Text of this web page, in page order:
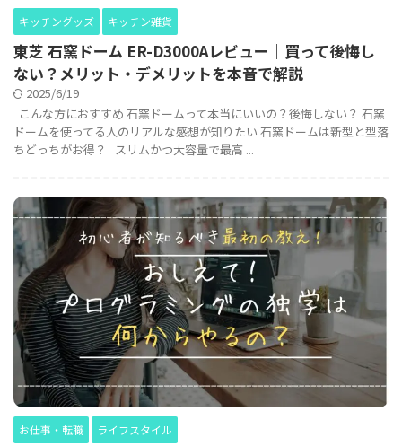
キッチングッズ キッチン雑貨
東芝 石窯ドーム ER-D3000Aレビュー｜買って後悔し
ない？メリット・デメリットを本音で解説
2025/6/19
こんな方におすすめ 石窯ドームって本当にいいの？後悔しない？ 石窯
ドームを使ってる人のリアルな感想が知りたい 石窯ドームは新型と型落
ちどっちがお得？ スリムかつ大容量で最高 ...
お仕事・転職 ライフスタイル